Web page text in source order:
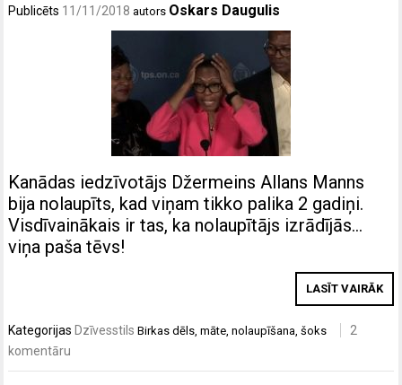
Publicēts 11/11/2018 autors Oskars Daugulis
Kanādas iedzīvotājs Džermeins Allans Manns
bija nolaupīts, kad viņam tikko palika 2 gadiņi.
Visdīvainākais ir tas, ka nolaupītājs izrādījās…
viņa paša tēvs!
LASĪT VAIRĀK
Kategorijas Dzīvesstils Birkasdēls ,māte ,nolaupīšana ,šoks
2
komentāru